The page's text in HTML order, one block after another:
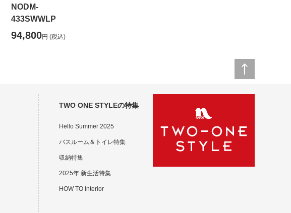
NODM-
433SWWLP
94,800円 (税込)
TWO ONE STYLEの特集
Hello Summer 2025
バスルーム＆トイレ特集
収納特集
2025年 新生活特集
HOW TO Interior